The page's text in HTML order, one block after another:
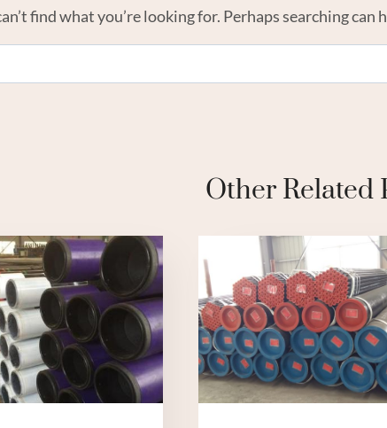
find what you’re looking for. Perhaps searching can
Other Related